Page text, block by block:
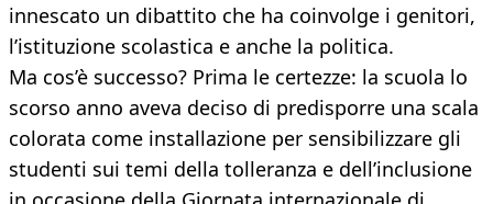
innescato un dibattito che ha coinvolge i genitori,
l’istituzione scolastica e anche la politica.
Ma cos’è successo? Prima le certezze: la scuola lo
scorso anno aveva deciso di predisporre una scala
colorata come installazione per sensibilizzare gli
studenti sui temi della tolleranza e dell’inclusione